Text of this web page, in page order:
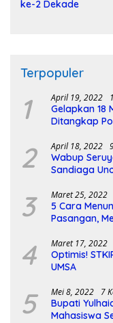
ke-2 Dekade
Terpopuler
1 April 19, 2022
Gelapkan 18
Ditangkap
2 April 18, 2022
Wabup
Sandiaga
3 Maret 25, 2022
5 Cara
Pasangan,
4 Maret 17, 2022
Optimis!
UMSA
5 Mei 8, 2022 7
Bupati
Mahasiswa